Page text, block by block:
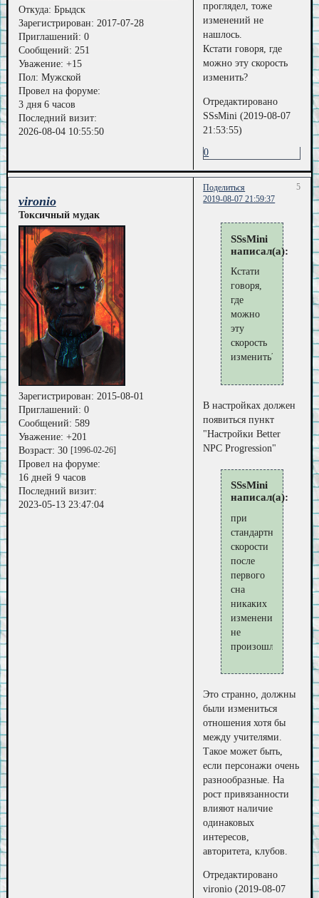
Откуда: Брыдск
Зарегистрирован: 2017-07-28
Приглашений: 0
Сообщений: 251
Уважение: +15
Пол: Мужской
Провел на форуме:
3 дня 6 часов
Последний визит:
2026-08-04 10:55:50
проглядел, тоже
изменений не
нашлось.
Кстати говоря, где
можно эту скорость
изменить?
Отредактировано
SSsMini (2019-08-07
21:53:55)
0
Поделиться
5
2019-08-07 21:59:37
vironio
Токсичный мудак
Зарегистрирован: 2015-08-01
Приглашений: 0
Сообщений: 589
Уважение: +201
Возраст: 30 [1996-02-26]
Провел на форуме:
16 дней 9 часов
Последний визит:
2023-05-13 23:47:04
SSsMini
написал(а):
Кстати
говоря,
где
можно
эту
скорость
изменить?
В настройках должен
появиться пункт
"Настройки Better
NPC Progression"
SSsMini
написал(а):
при
стандартной
скорости
после
первого
сна
никаких
изменений
не
произошло
Это странно, должны
были измениться
отношения хотя бы
между учителями.
Такое может быть,
если персонажи очень
разнообразные. На
рост привязанности
влияют наличие
одинаковых
интересов,
авторитета, клубов.
Отредактировано
vironio (2019-08-07